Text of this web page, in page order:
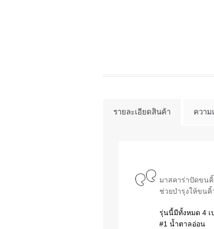
รายละเอียดสินค้า ความ
มาสคาร่าปัดขนคิ้
ช่วยบำรุงให้ขนคิ้
รุ่นนี้มีทั้งหมด 4 เ
#1 น้ำตาลอ่อน